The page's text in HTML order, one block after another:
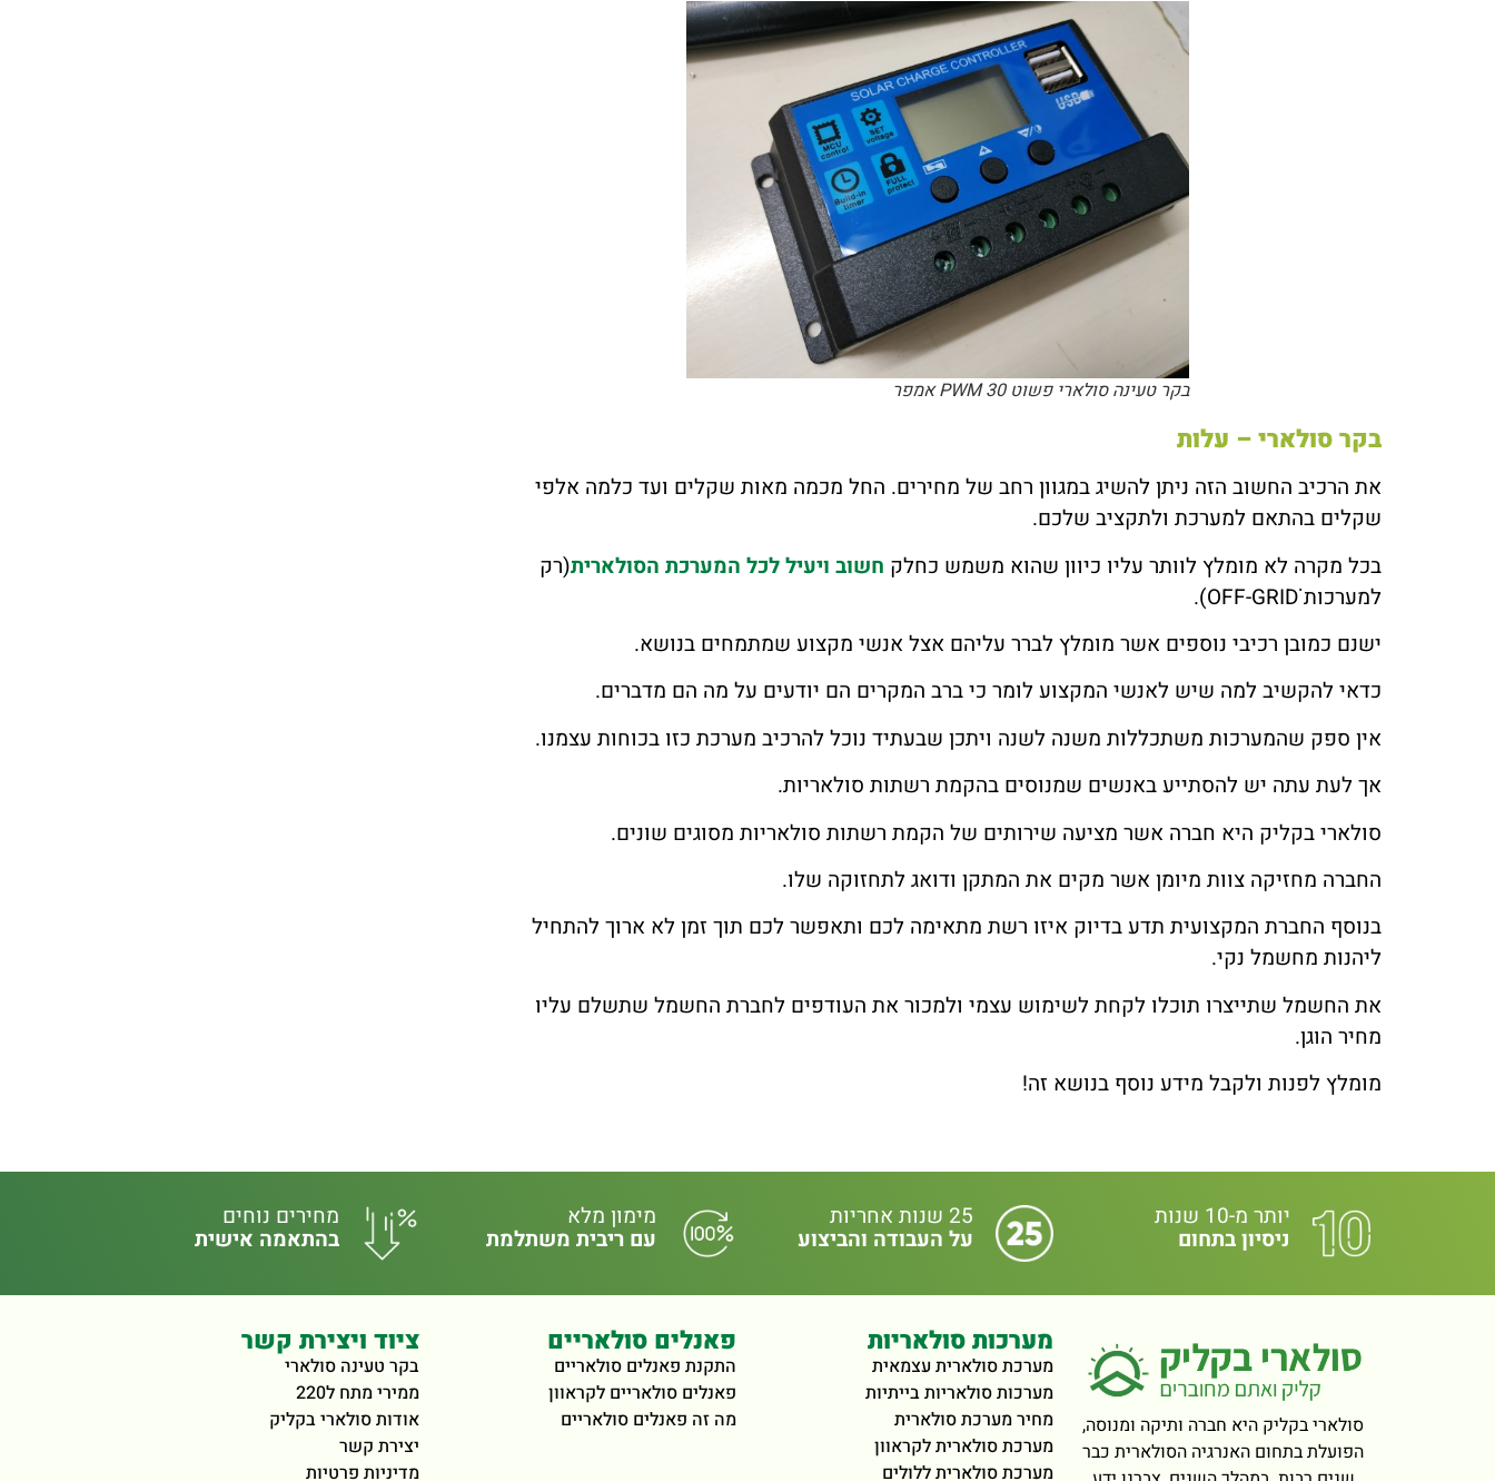
בקר טעינה סולארי פשוט PWM 30 אמפר
בקר סולארי – עלות
את הרכיב החשוב הזה ניתן להשיג במגוון רחב של מחירים. החל מכמה מאות שקלים ועד כלמה אלפי
שקלים בהתאם למערכת ולתקציב שלכם.
בכל מקרה לא מומלץ לוותר עליו כיוון שהוא משמש כחלק חשוב ויעיל לכל המערכת הסולארית(רק
למערכות OFF-GRIDׂׂׂׂ).
ישנם כמובן רכיבי נוספים אשר מומלץ לברר עליהם אצל אנשי מקצוע שמתמחים בנושא.
כדאי להקשיב למה שיש לאנשי המקצוע לומר כי ברב המקרים הם יודעים על מה הם מדברים.
אין ספק שהמערכות משתכללות משנה לשנה ויתכן שבעתיד נוכל להרכיב מערכת כזו בכוחות עצמנו.
אך לעת עתה יש להסתייע באנשים שמנוסים בהקמת רשתות סולאריות.
סולארי בקליק היא חברה אשר מציעה שירותים של הקמת רשתות סולאריות מסוגים שונים.
החברה מחזיקה צוות מיומן אשר מקים את המתקן ודואג לתחזוקה שלו.
בנוסף החברת המקצועית תדע בדיוק איזו רשת מתאימה לכם ותאפשר לכם תוך זמן לא ארוך להתחיל
ליהנות מחשמל נקי.
את החשמל שתייצרו תוכלו לקחת לשימוש עצמי ולמכור את העודפים לחברת החשמל שתשלם עליו
מחיר הוגן.
מומלץ לפנות ולקבל מידע נוסף בנושא זה!
יותר מ-10 שנות
ניסיון בתחום
25 שנות אחריות
על העבודה והביצוע
מימון מלא
עם ריבית משתלמת
מחירים נוחים
בהתאמה אישית
סולארי בקליק היא חברה ותיקה ומנוסה,
הפועלת בתחום האנרגיה הסולארית כבר
מערכות סולאריות
מערכת סולארית עצמאית
מערכות סולאריות בייתיות
מחיר מערכת סולארית
מערכת סולארית לקראוון
מערכת סולארית ללולים
פאנלים סולאריים
התקנת פאנלים סולאריים
פאנלים סולאריים לקראוון
מה זה פאנלים סולאריים
ציוד ויצירת קשר
בקר טעינה סולארי
ממירי מתח ל220
אודות סולארי בקליק
יצירת קשר
מדיניות פרטיות